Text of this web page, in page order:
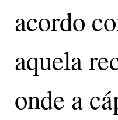
acordo
aquela
onde a